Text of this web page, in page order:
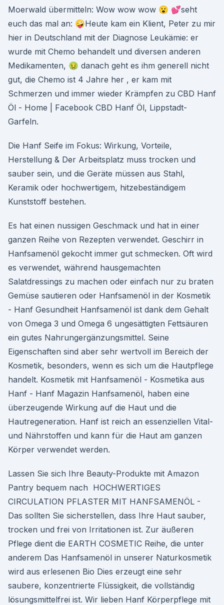
Moerwald übermitteln: Wow wow wow 😮 💕seht
euch das mal an: 🤪Heute kam ein Klient, Peter zu mir
hier in Deutschland mit der Diagnose Leukämie: er
wurde mit Chemo behandelt und diversen anderen
Medikamenten, 🤢 danach geht es ihm generell nicht
gut, die Chemo ist 4 Jahre her , er kam mit
Schmerzen und immer wieder Krämpfen zu CBD Hanf
Öl - Home | Facebook CBD Hanf Öl, Lippstadt-
Garfeln.
Die Hanf Seife im Fokus: Wirkung, Vorteile,
Herstellung & Der Arbeitsplatz muss trocken und
sauber sein, und die Geräte müssen aus Stahl,
Keramik oder hochwertigem, hitzebeständigem
Kunststoff bestehen.
Es hat einen nussigen Geschmack und hat in einer
ganzen Reihe von Rezepten verwendet. Geschirr in
Hanfsamenöl gekocht immer gut schmecken. Oft wird
es verwendet, während hausgemachten
Salatdressings zu machen oder einfach nur zu braten
Gemüse sautieren oder Hanfsamenöl in der Kosmetik
- Hanf Gesundheit Hanfsamenöl ist dank dem Gehalt
von Omega 3 und Omega 6 ungesättigten Fettsäuren
ein gutes Nahrungergänzungsmittel. Seine
Eigenschaften sind aber sehr wertvoll im Bereich der
Kosmetik, besonders, wenn es sich um die Hautpflege
handelt. Kosmetik mit Hanfsamenöl - Kosmetika aus
Hanf - Hanf Magazin Hanfsamenöl, haben eine
überzeugende Wirkung auf die Haut und die
Hautregeneration. Hanf ist reich an essenziellen Vital-
und Nährstoffen und kann für die Haut am ganzen
Körper verwendet werden.
Lassen Sie sich Ihre Beauty-Produkte mit Amazon
Pantry bequem nach HOCHWERTIGES
CIRCULATION PFLASTER MIT HANFSAMENÖL -
Das sollten Sie sicherstellen, dass Ihre Haut sauber,
trocken und frei von Irritationen ist. Zur äußeren
Pflege dient die EARTH COSMETIC Reihe, die unter
anderem Das Hanfsamenöl in unserer Naturkosmetik
wird aus erlesenen Bio Dies erzeugt eine sehr
saubere, konzentrierte Flüssigkeit, die vollständig
lösungsmittelfrei ist. Wir lieben Hanf Körperpflege mit